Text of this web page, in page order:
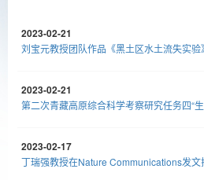
2023-02-21
刘宝元教授团队作品《黑土区水土流失实
2023-02-21
第二次青藏高原综合科学考察研究任务四“
2023-02-17
丁瑞强教授在Nature Communications发